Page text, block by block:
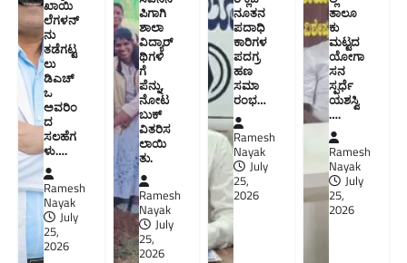
ಖಾಯಿ
ಲೆಗಳನ್
ನು
ತಡೆಗಟ್ಟ
ಲು
ಡಿಎಚ್‌
ಒ
ಅವರಿಂ
ದ
ಸಲಹೆಗ
ಳು….
Ramesh
Nayak
July
25,
2026
ಪಿಗಾಗಿ
ಶಾಲಾ
ವಿದ್ಯಾರ್
ಥಿಗಳಿ
ಗೆ
ಪೆನ್ನು,
ನೋಟ
ಬುಕ್
ವಿತರಿಸ
ಲಾಯಿ
ತು.
Ramesh
Nayak
July
25,
2026
ನೂತನ‌
ಪದಾಧಿ
ಕಾರಿಗಳ
ಪದಗ್ರ
ಹಣ
ಸಮಾ
ರಂಭ…
Ramesh
Nayak
July
25,
2026
ತಾಲೂ
ಕು
ಮಟ್ಟದ
ಯೋಗಾ
ಸನ
ಸ್ಪರ್ಧೆ
ಯಶಸ್ವಿ
….
Ramesh
Nayak
July
25,
2026